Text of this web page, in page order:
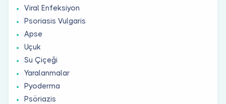
Viral Enfeksiyon
Psoriasis Vulgaris
Apse
Uçuk
Su Çiçeği
Yaralanmalar
Pyoderma
Psöriazis